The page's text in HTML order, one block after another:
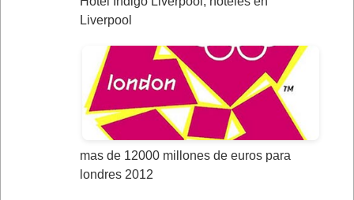
Liverpool
mas de 12000 millones de euros para
londres 2012